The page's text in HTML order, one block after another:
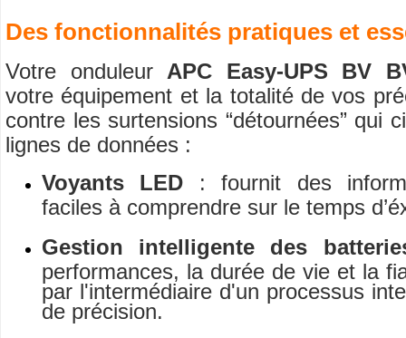
Des fonctionnalités pratiques et
Votre onduleur APC Easy-UPS BV
votre équipement et la totalité de vos
contre les surtensions “détournées” qui
lignes de données :
Voyants LED : fournit des
faciles à comprendre sur le temps
Gestion intelligente des
performances, la durée de vie et la
par l'intermédiaire d'un processus
de précision.